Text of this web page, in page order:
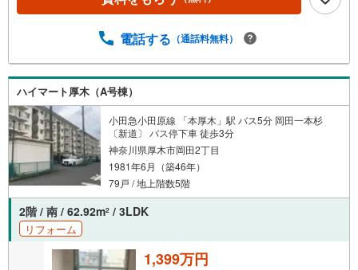
電話する （通話料無料）
ハイマート厚木（A号棟）
小田急小田原線 「本厚木」駅 バス5分 岡田一本杉
〔新道〕 バス停下車 徒歩3分
神奈川県厚木市岡田2丁目
1981年6月（築46年）
79戸 / 地上階数5階
2階 / 南 / 62.92m2 / 3LDK
リフォーム
1,399万円